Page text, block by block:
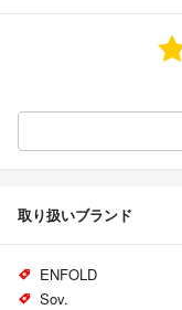
取り扱いブランド
ENFOLD
Sov.